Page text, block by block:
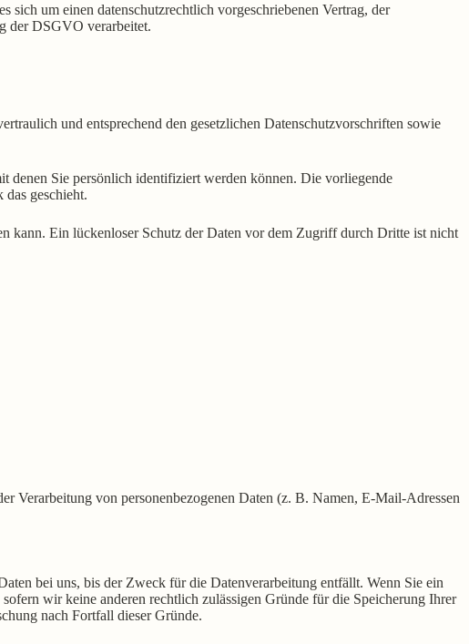
sich um einen datenschutzrechtlich vorgeschriebenen Vertrag, der
der DSGVO verarbeitet.
und entsprechend den gesetzlichen Datenschutzvorschriften sowie
denen Sie persönlich identifiziert werden können. Die vorliegende
geschieht.
kann. Ein lückenloser Schutz der Daten vor dem Zugriff durch Dritte ist nicht
Verarbeitung von personenbezogenen Daten (z. B. Namen, E-Mail-Adressen
bei uns, bis der Zweck für die Datenverarbeitung entfällt. Wenn Sie ein
wir keine anderen rechtlich zulässigen Gründe für die Speicherung Ihrer
nach Fortfall dieser Gründe.